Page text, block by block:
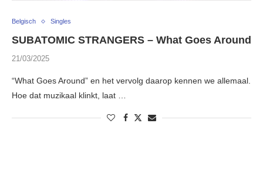
Belgisch Singles
SUBATOMIC STRANGERS – What Goes Around
21/03/2025
“What Goes Around” en het vervolg daarop kennen we allemaal.
Hoe dat muzikaal klinkt, laat …